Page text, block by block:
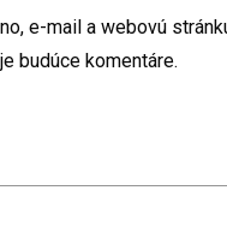
e-mail a webovú
budúce komentáre.